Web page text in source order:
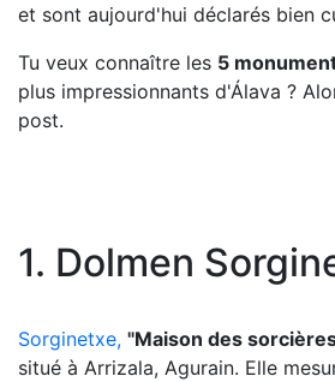
et sont aujourd'hui déclarés bien
Tu veux connaître les 5
plus impressionnants d'Álava ?
post.
1. Dolmen
Sorginetxe, "Maison des
situé à Arrizala, Agurain. Elle